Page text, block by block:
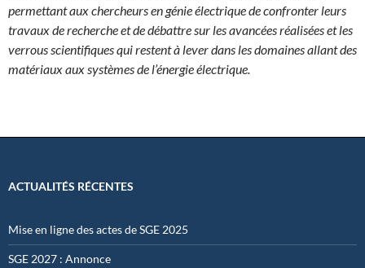
permettant aux chercheurs en génie électrique de confronter leurs
travaux de recherche et de débattre sur les avancées réalisées et les
verrous scientifiques qui restent à lever dans les domaines allant des
matériaux aux systèmes de l’énergie électrique.
ACTUALITÉS RÉCENTES
Mise en ligne des actes de SGE 2025
SGE 2027 : Annonce